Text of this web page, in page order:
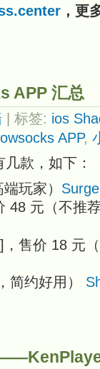
center ，更
APP 汇总
| 标签: ios
APP,
款，如下：
玩家）
48 元（不推
，售价 18 元
简约好用）